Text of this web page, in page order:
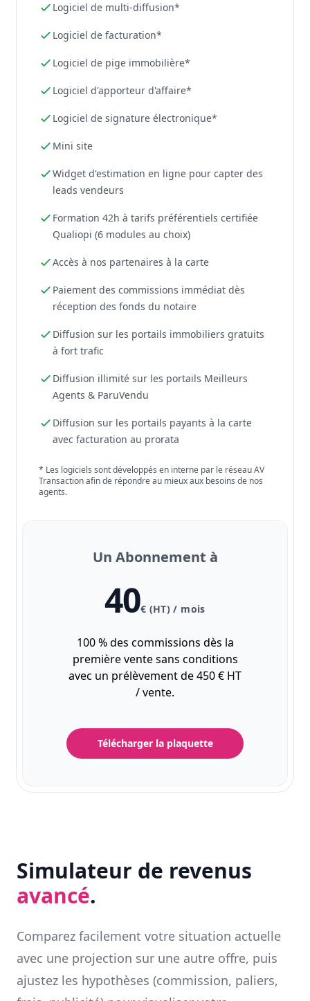
Logiciel de multi-diffusion*
Logiciel de facturation*
Logiciel de pige immobilière*
Logiciel d'apporteur d'affaire*
Logiciel de signature électronique*
Mini site
Widget d'estimation en ligne pour capter des
leads vendeurs
Formation 42h à tarifs préférentiels certifiée
Qualiopi (6 modules au choix)
Accès à nos partenaires à la carte
Paiement des commissions immédiat dès
réception des fonds du notaire
Diffusion sur les portails immobiliers gratuits
à fort trafic
Diffusion illimité sur les portails Meilleurs
Agents & ParuVendu
Diffusion sur les portails payants à la carte
avec facturation au prorata
* Les logiciels sont développés en interne par le réseau AV
Transaction afin de répondre au mieux aux besoins de nos
agents.
Un Abonnement à
40€ (HT) / mois
100 % des commissions dès la
première vente sans conditions
avec un prélèvement de 450 € HT
/ vente.
Télécharger la plaquette
Simulateur de revenus
avancé.
Comparez facilement votre situation actuelle
avec une projection sur une autre offre, puis
ajustez les hypothèses (commission, paliers,